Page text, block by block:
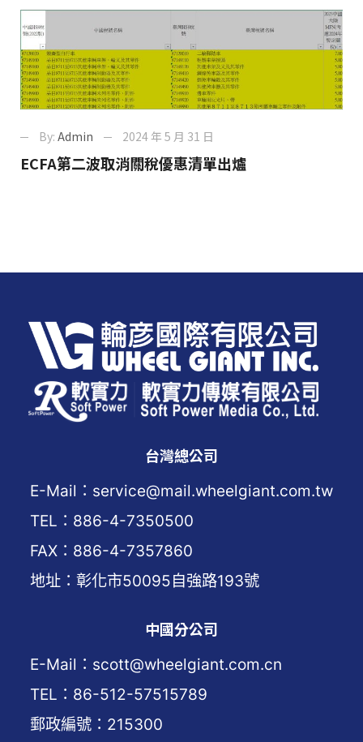
By: Admin 2024 年 5 月 31 日
ECFA第二波取消關稅優惠清單出爐
台灣總公司
E-Mail：service@mail.wheelgiant.com.tw
TEL：886-4-7350500
FAX：886-4-7357860
地址：彰化市50095自強路193號
中國分公司
E-Mail：scott@wheelgiant.com.cn
TEL：86-512-57515789
郵政編號：215300